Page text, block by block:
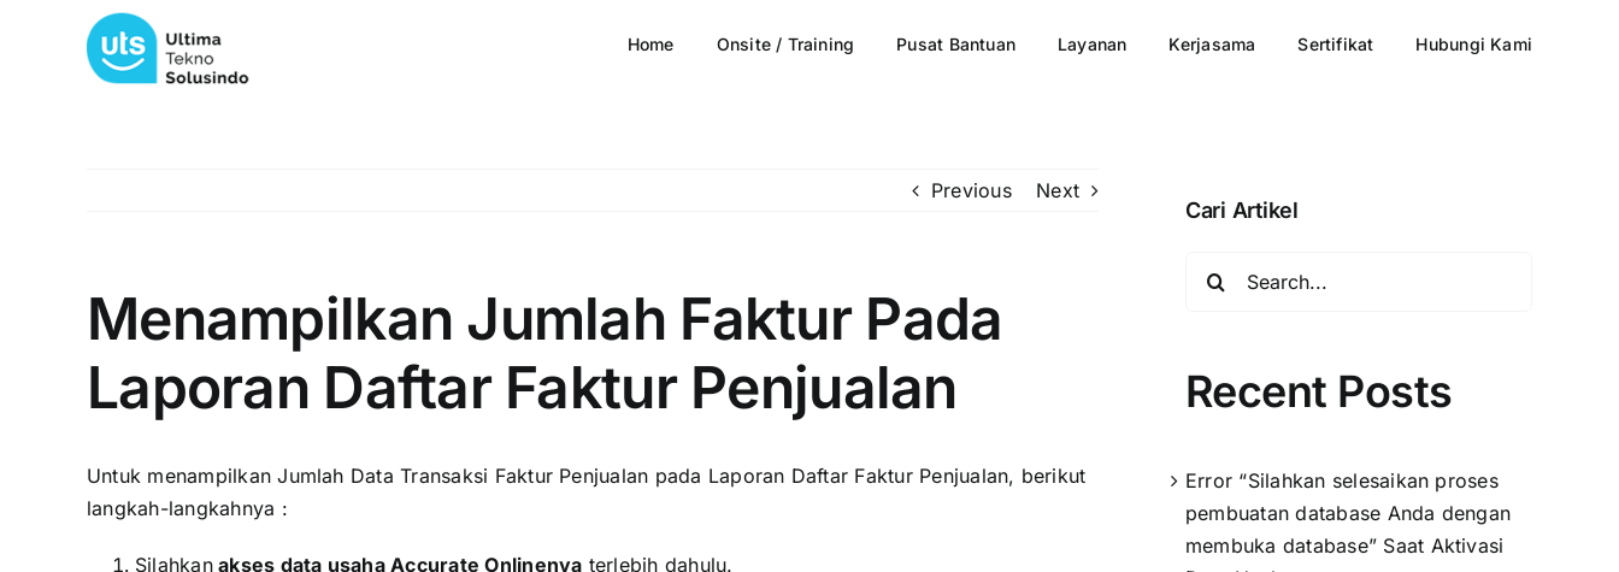
Home Onsite / Training Pusat Bantuan Layanan Kerjasama Sertifikat Hubungi Kami
Previous Next
Menampilkan Jumlah Faktur Pada
Laporan Daftar Faktur Penjualan
Untuk menampilkan Jumlah Data Transaksi Faktur Penjualan pada Laporan Daftar Faktur Penjualan, berikut
langkah-langkahnya :
Silahkanakses data usaha Accurate Onlinenya terlebih dahulu.
Cari Artikel
Recent Posts
Error “Silahkan selesaikan proses
pembuatan database Anda dengan
membuka database” Saat Aktivasi